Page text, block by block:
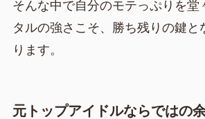
そんな中で自分のモテっぷりを堂
タルの強さこそ、勝ち残りの鍵と
ります。
元トップアイドルならではの